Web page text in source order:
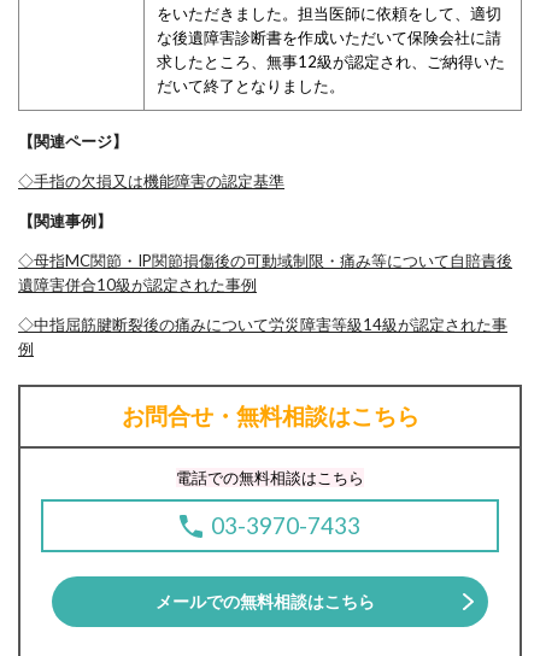
をいただきました。担当医師に依頼をして、適切
な後遺障害診断書を作成いただいて保険会社に請
求したところ、無事12級が認定され、ご納得いた
だいて終了となりました。
【関連ページ】
◇手指の欠損又は機能障害の認定基準
【関連事例】
◇母指MC関節・IP関節損傷後の可動域制限・痛み等について自賠責後
遺障害併合10級が認定された事例
◇中指屈筋腱断裂後の痛みについて労災障害等級14級が認定された事
例
お問合せ・無料相談はこちら
電話での無料相談はこちら
03-3970-7433
メールでの無料相談はこちら